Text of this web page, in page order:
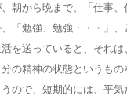
朝から晩まで、「仕事、
「勉強、勉強・・・」、
を送っていると、それ
の精神の状態というも
ので、短期的には、平